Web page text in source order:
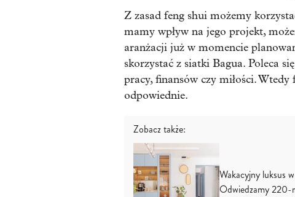
Z zasad feng shui możemy
mamy wpływ na jego projekt,
aranżacji już w momencie
skorzystać z siatki Bagua. Poleca
pracy, finansów czy miłości.
odpowiednie.
Zobacz także:
Wakacyjny luksus
Odwiedzamy 220-